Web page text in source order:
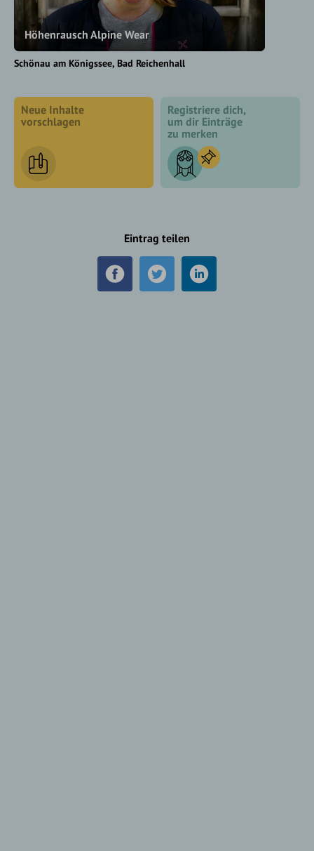
Höhenrausch Alpine Wear
Schönau am Königssee Bad Reichenhall
Neue Inhalte
vorschlagen
Registriere dich,
um dir Einträge
zu merken
Eintrag teilen